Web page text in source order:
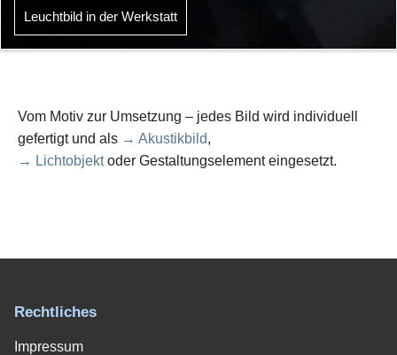
Leuchtbild in der Werkstatt
Vom Motiv zur Umsetzung – jedes Bild wird individuell
gefertigt und als → Akustikbild,
→ Lichtobjektoder Gestaltungselement eingesetzt.
Rechtliches
Impressum